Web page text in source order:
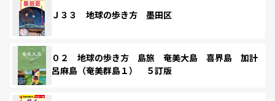
Ｊ３３ 地球の歩き方 墨田区
０２ 地球の歩き方 島旅 奄美大島 喜界島 加計
呂麻島（奄美群島１） ５訂版